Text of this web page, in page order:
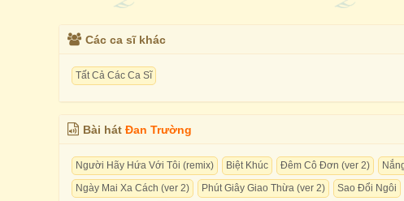
Các ca sĩ khác
Tất Cả Các Ca Sĩ
Bài hát Đan Trường
Người Hãy Hứa Với Tôi (remix) Biệt Khúc Đêm Cô Đơn (ver 2)
Ngày Mai Xa Cách (ver 2)
Phút Giây Giao Thừa (ver 2) Sao Đổi Ngôi